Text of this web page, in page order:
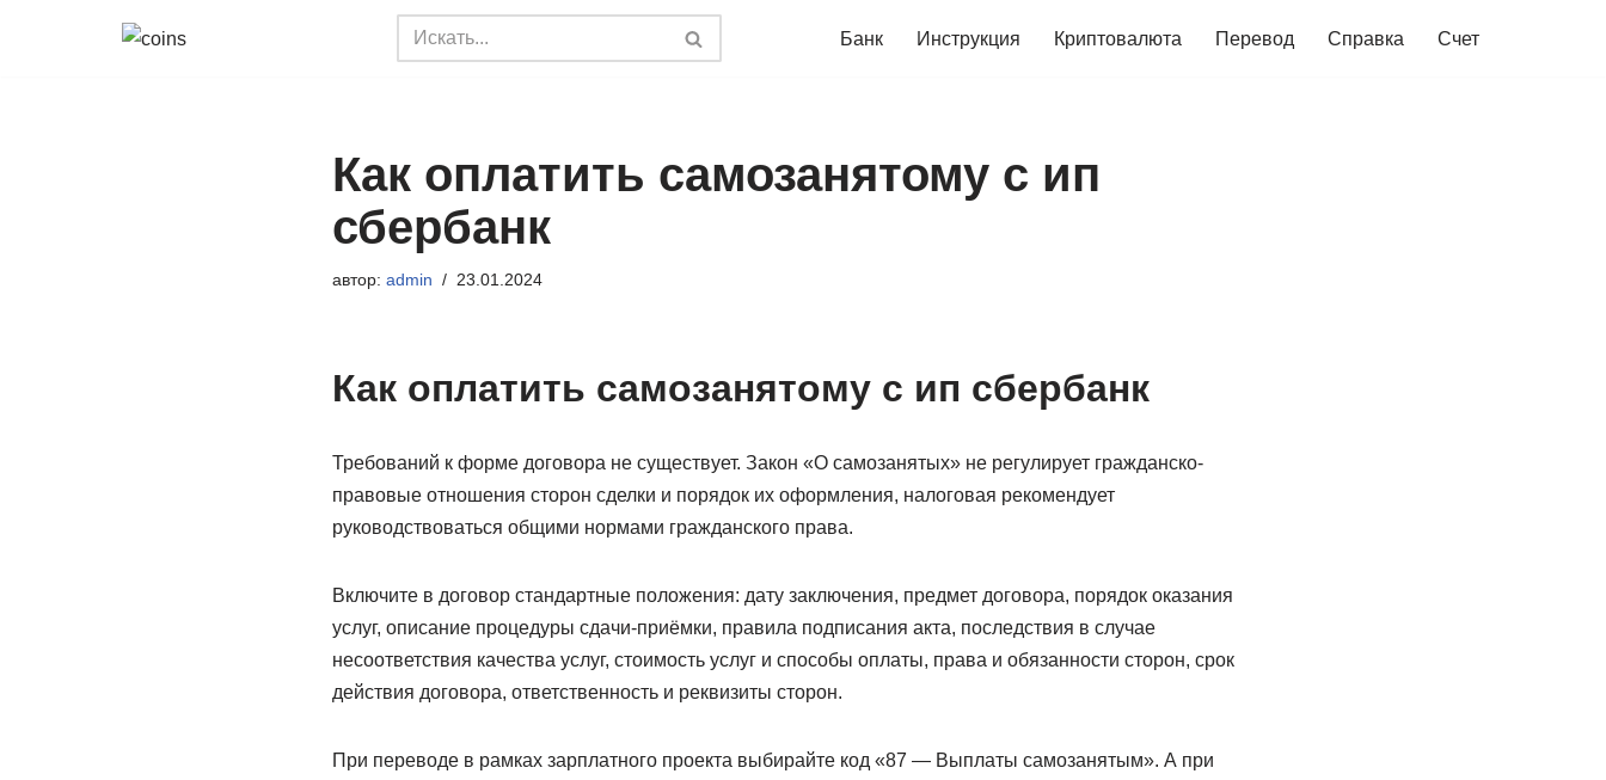
Банк Инструкция Криптовалюта Перевод Справка Счет
Как оплатить самозанятому с ип
сбербанк
автор: admin 23.01.2024
Как оплатить самозанятому с ип сбербанк
Требований к форме договора не существует. Закон «О самозанятых» не регулирует гражданско-
правовые отношения сторон сделки и порядок их оформления, налоговая рекомендует
руководствоваться общими нормами гражданского права.
Включите в договор стандартные положения: дату заключения, предмет договора, порядок оказания
услуг, описание процедуры сдачи-приёмки, правила подписания акта, последствия в случае
несоответствия качества услуг, стоимость услуг и способы оплаты, права и обязанности сторон, срок
действия договора, ответственность и реквизиты сторон.
При переводе в рамках зарплатного проекта выбирайте код «87 — Выплаты самозанятым». А при